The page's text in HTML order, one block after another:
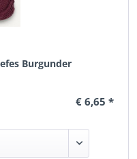
Burgunder
€ 6,65 *